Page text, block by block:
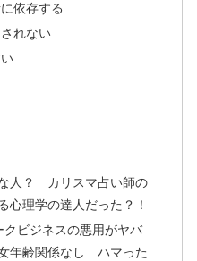
依存する
れない
人？ カリスマ占い師の
理学の達人だった？！
ビジネスの悪用がヤバ
年齢関係なし ハマった